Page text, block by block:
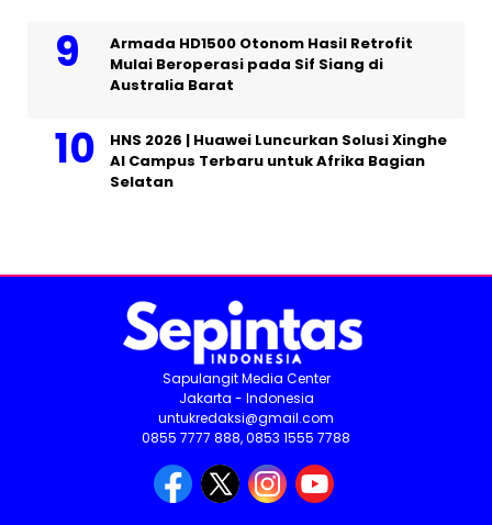
Armada HD1500 Otonom Hasil Retrofit
Mulai Beroperasi pada Sif Siang di
Australia Barat
HNS 2026 | Huawei Luncurkan Solusi Xinghe
AI Campus Terbaru untuk Afrika Bagian
Selatan
Sapulangit Media Center
Jakarta - Indonesia
untukredaksi@gmail.com
0855 7777 888, 0853 1555 7788